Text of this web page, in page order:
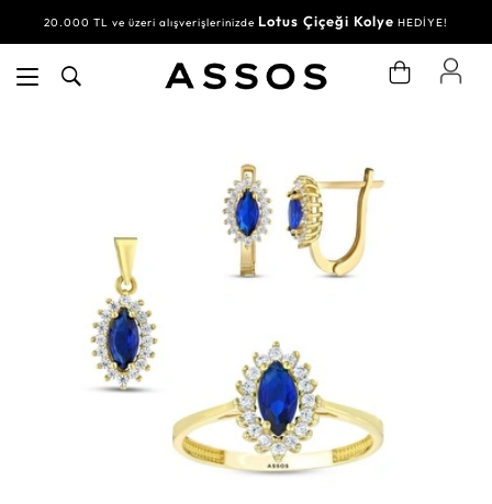
20.000 TL ve üzeri alışverişlerinizde Lotus Çiçeği Kolye HEDİYE!